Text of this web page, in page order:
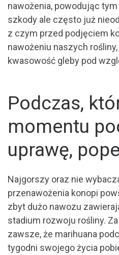
nawożenia, powodując
szkody ale często już
z czym przed podjęciem
nawożeniu naszych
kwasowość gleby pod
Podczas,
momentu
uprawę,
Najgorszy oraz nie
przenawożenia konopi
zbyt dużo nawozu
stadium rozwoju rośliny.
zawsze, że marihuana
tygodni swojego życia